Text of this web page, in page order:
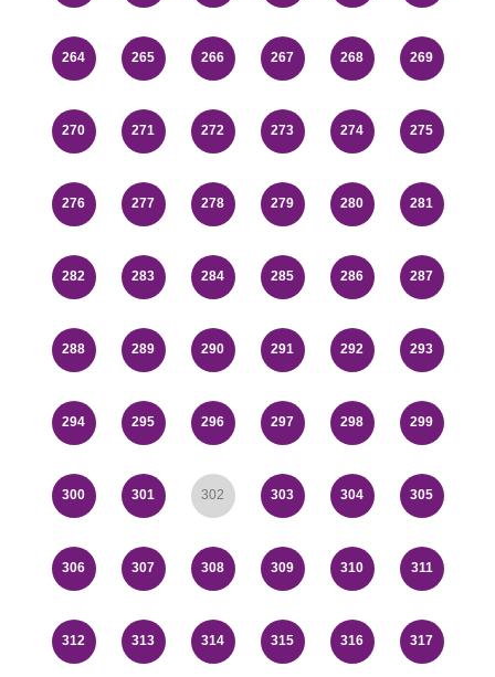
264 265 266 267 268 269
270 271 272 273 274 275
276 277 278 279 280 281
282 283 284 285 286 287
288 289 290 291 292 293
294 295 296 297 298 299
300 301 302 303 304 305
306 307 308 309 310 311
312 313 314 315 316 317